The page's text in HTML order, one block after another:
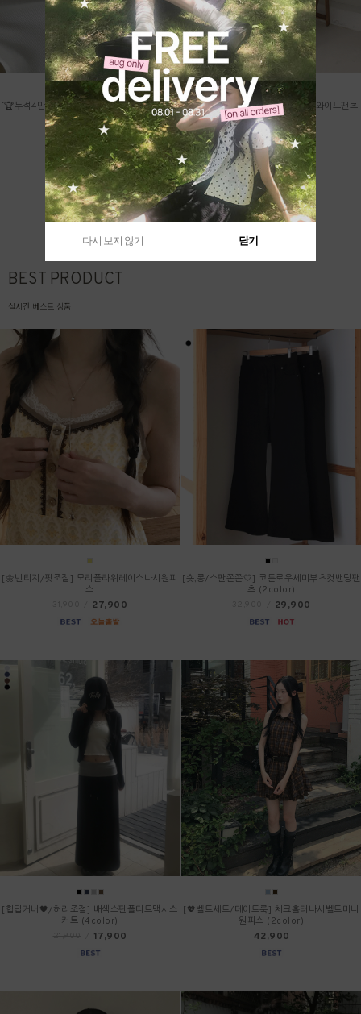
[🏆누적4만장/부유방커버/MADE] U넥골지슬
림나시티 (3color)
14,900 11,900
[~3XL/바스락🌿] 콜드핀턱뒷밴딩와이드팬츠
(3color)
39,900
더보기 +
BEST PRODUCT
실시간 베스트 상품
[🌼빈티지/핏조절] 모리플라워레이스나시원피
스
27,900
[숏,롱/스판쫀쫀🤍] 코튼로우세미부츠컷밴딩팬
츠 (2color)
29,900
[힙딥커버🖤/허리조절] 배색스판폴디드맥시스
커트 (4color)
17,900
[💖벨트세트/데이트룩] 체크홀터나시벨트미니
원피스 (2color)
42,900
다시 보지 않기 닫기